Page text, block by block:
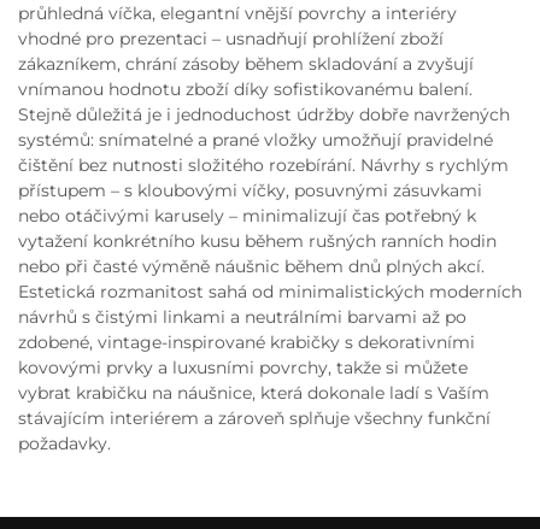
průhledná víčka, elegantní vnější povrchy a interiéry
vhodné pro prezentaci – usnadňují prohlížení zboží
zákazníkem, chrání zásoby během skladování a zvyšují
vnímanou hodnotu zboží díky sofistikovanému balení.
Stejně důležitá je i jednoduchost údržby dobře navržených
systémů: snímatelné a prané vložky umožňují pravidelné
čištění bez nutnosti složitého rozebírání. Návrhy s rychlým
přístupem – s kloubovými víčky, posuvnými zásuvkami
nebo otáčivými karusely – minimalizují čas potřebný k
vytažení konkrétního kusu během rušných ranních hodin
nebo při časté výměně náušnic během dnů plných akcí.
Estetická rozmanitost sahá od minimalistických moderních
návrhů s čistými linkami a neutrálními barvami až po
zdobené, vintage-inspirované krabičky s dekorativními
kovovými prvky a luxusními povrchy, takže si můžete
vybrat krabičku na náušnice, která dokonale ladí s Vaším
stávajícím interiérem a zároveň splňuje všechny funkční
požadavky.